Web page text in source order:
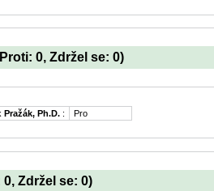
0, Zdržel se: 0)
Pražák, Ph.D. : Pro
Zdržel se: 0)